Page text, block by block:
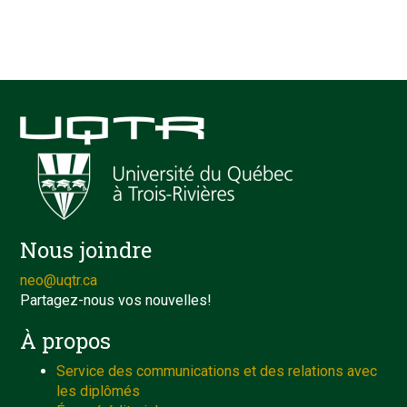
Nous joindre
neo@uqtr.ca
Partagez-nous vos nouvelles!
À propos
Service des communications et des relations avec
les diplômés